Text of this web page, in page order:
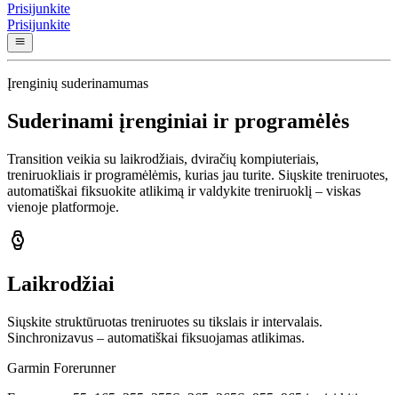
Prisijunkite
Prisijunkite
Įrenginių suderinamumas
Suderinami įrenginiai ir programėlės
Transition veikia su laikrodžiais, dviračių kompiuteriais,
treniruokliais ir programėlėmis, kurias jau turite. Siųskite treniruotes,
automatiškai fiksuokite atlikimą ir valdykite treniruoklį – viskas
vienoje platformoje.
Laikrodžiai
Siųskite struktūruotas treniruotes su tikslais ir intervalais.
Sinchronizavus – automatiškai fiksuojamas atlikimas.
Garmin Forerunner